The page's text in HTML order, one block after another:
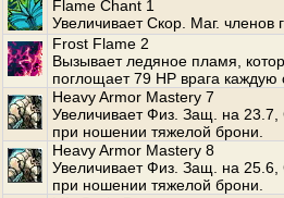
Flame Chant 1
Увеличивает Скор. Маг.
Frost Flame 2
Вызывает ледяное пламя,
поглощает 79 HP врага каждую
Heavy Armor Mastery 7
Увеличивает Физ. Защ. на 23.7,
при ношении тяжелой брони.
Heavy Armor Mastery 8
Увеличивает Физ. Защ. на 25.6,
при ношении тяжелой брони.